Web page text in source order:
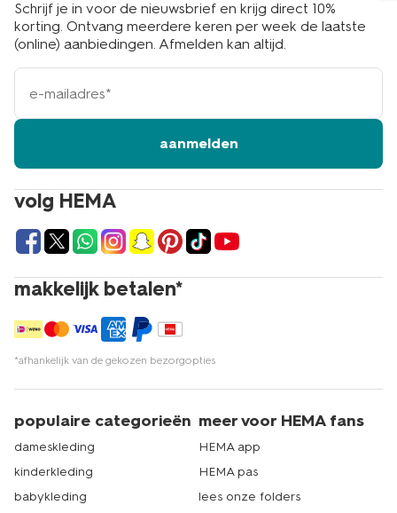
volg HEMA
makkelijk betalen*
*afhankelijk van de gekozen bezorgopties
Schrijf je in voor de nieuwsbrief en krijg direct 10%
korting. Ontvang meerdere keren per week de laatste
(online) aanbiedingen. Afmelden kan altijd.
e-
mailadres
aanmelden
populaire categorieën
dameskleding
kinderkleding
babykleding
meer voor HEMA fans
HEMA app
HEMA pas
lees onze folders